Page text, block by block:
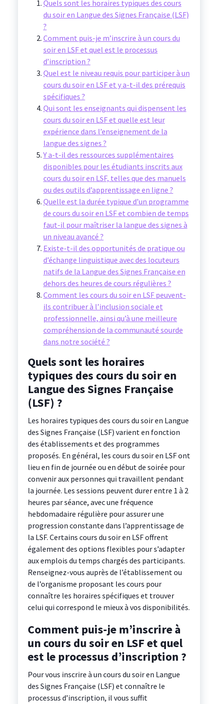
Quels sont les horaires typiques des cours
du soir en Langue des Signes Française (LSF)
?
Comment puis-je m’inscrire à un cours du
soir en LSF et quel est le processus
d’inscription ?
Quel est le niveau requis pour participer à un
cours du soir en LSF et y a-t-il des prérequis
spécifiques ?
Qui sont les enseignants qui dispensent les
cours du soir en LSF et quelle est leur
expérience dans l’enseignement de la
langue des signes ?
Y a-t-il des ressources supplémentaires
disponibles pour les étudiants inscrits aux
cours du soir en LSF, telles que des manuels
ou des outils d’apprentissage en ligne ?
Quelle est la durée typique d’un programme
de cours du soir en LSF et combien de temps
faut-il pour maîtriser la langue des signes à
un niveau avancé ?
Existe-t-il des opportunités de pratique ou
d’échange linguistique avec des locuteurs
natifs de la Langue des Signes Française en
dehors des heures de cours régulières ?
Comment les cours du soir en LSF peuvent-
ils contribuer à l’inclusion sociale et
professionnelle, ainsi qu’à une meilleure
compréhension de la communauté sourde
dans notre société ?
Quels sont les horaires
typiques des cours du soir en
Langue des Signes Française
(LSF) ?
Les horaires typiques des cours du soir en Langue
des Signes Française (LSF) varient en fonction
des établissements et des programmes
proposés. En général, les cours du soir en LSF ont
lieu en fin de journée ou en début de soirée pour
convenir aux personnes qui travaillent pendant
la journée. Les sessions peuvent durer entre 1 à 2
heures par séance, avec une fréquence
hebdomadaire régulière pour assurer une
progression constante dans l’apprentissage de
la LSF. Certains cours du soir en LSF offrent
également des options flexibles pour s’adapter
aux emplois du temps chargés des participants.
Renseignez-vous auprès de l’établissement ou
de l’organisme proposant les cours pour
connaître les horaires spécifiques et trouver
celui qui correspond le mieux à vos disponibilités.
Comment puis-je m’inscrire à
un cours du soir en LSF et quel
est le processus d’inscription ?
Pour vous inscrire à un cours du soir en Langue
des Signes Française (LSF) et connaître le
processus d’inscription, il vous suffit